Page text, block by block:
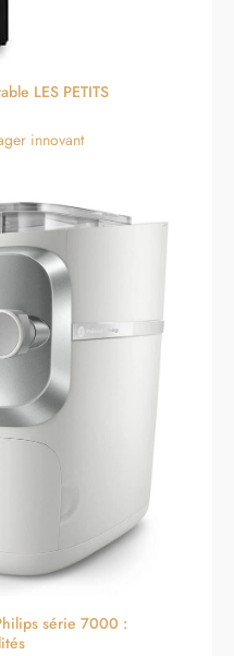
LES PETITS
innovant
série 7000 :